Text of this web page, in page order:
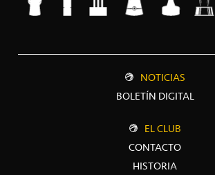
NOTICIAS
BOLETÍN DIGITAL
EL CLUB
CONTACTO
HISTORIA